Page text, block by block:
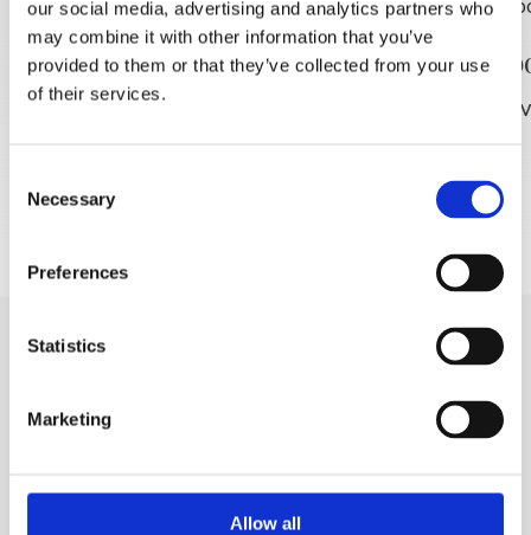
our social media, advertising and analytics partners who
may combine it with other information that you’ve
provided to them or that they’ve collected from your use
of their services.
Selection
Necessary
Preferences
Statistics
Marketing
Allow all
Izleti brodom MELISA🚢
PROČITAJ